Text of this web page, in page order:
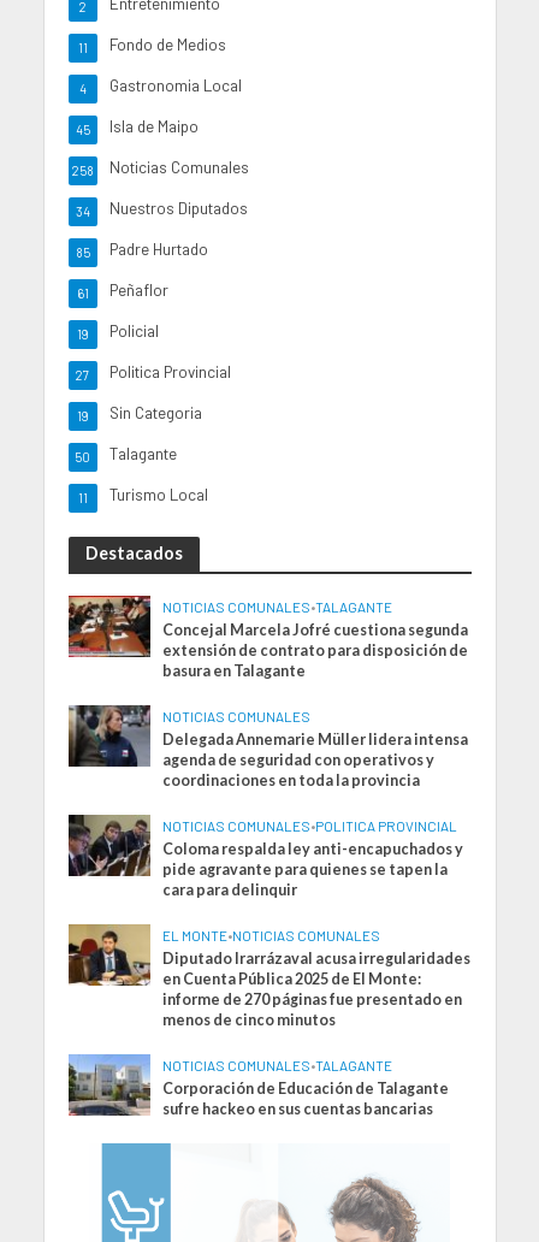
2
Fondo de Medios
11
Gastronomia Local
4
Isla de Maipo
45
Noticias Comunales
258
Nuestros Diputados
34
Padre Hurtado
85
Peñaflor
61
Policial
19
Politica Provincial
27
Sin Categoria
19
Talagante
50
Turismo Local
11
Destacados
NOTICIAS COMUNALES•TALAGANTE
Concejal Marcela Jofré cuestiona segunda
extensión de contrato para disposición de
basura en Talagante
NOTICIAS COMUNALES
Delegada Annemarie Müller lidera intensa
agenda de seguridad con operativos y
coordinaciones en toda la provincia
NOTICIAS COMUNALES•POLITICA PROVINCIAL
Coloma respalda ley anti-encapuchados y
pide agravante para quienes se tapen la
cara para delinquir
EL MONTE•NOTICIAS COMUNALES
Diputado Irarrázaval acusa irregularidades
en Cuenta Pública 2025 de El Monte:
informe de 270 páginas fue presentado en
menos de cinco minutos
NOTICIAS COMUNALES•TALAGANTE
Corporación de Educación de Talagante
sufre hackeo en sus cuentas bancarias